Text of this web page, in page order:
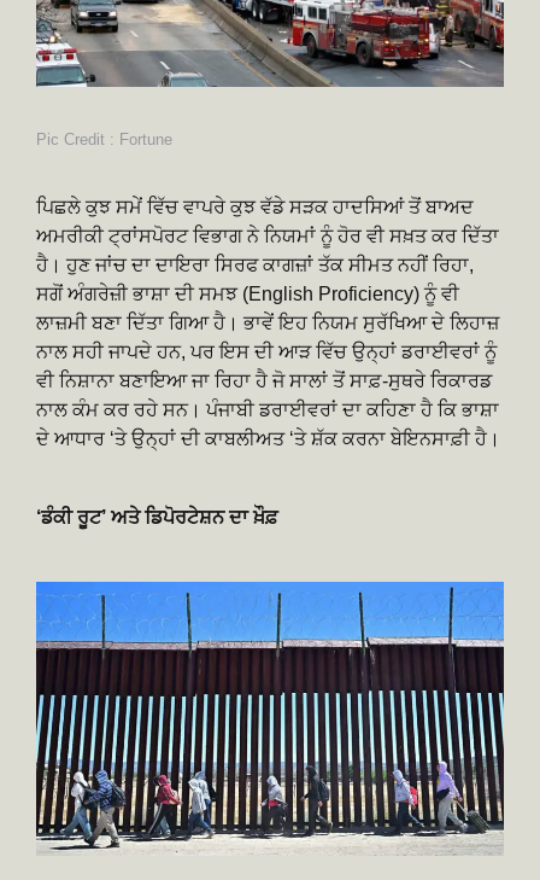
Pic Credit : Fortune
ਪਿਛਲੇ ਕੁਝ ਸਮੇਂ ਵਿੱਚ ਵਾਪਰੇ ਕੁਝ ਵੱਡੇ ਸੜਕ ਹਾਦਸਿਆਂ ਤੋਂ ਬਾਅਦ
ਅਮਰੀਕੀ ਟ੍ਰਾਂਸਪੋਰਟ ਵਿਭਾਗ ਨੇ ਨਿਯਮਾਂ ਨੂੰ ਹੋਰ ਵੀ ਸਖ਼ਤ ਕਰ ਦਿੱਤਾ
ਹੈ। ਹੁਣ ਜਾਂਚ ਦਾ ਦਾਇਰਾ ਸਿਰਫ ਕਾਗਜ਼ਾਂ ਤੱਕ ਸੀਮਤ ਨਹੀਂ ਰਿਹਾ,
ਸਗੋਂ ਅੰਗਰੇਜ਼ੀ ਭਾਸ਼ਾ ਦੀ ਸਮਝ (English Proficiency) ਨੂੰ ਵੀ
ਲਾਜ਼ਮੀ ਬਣਾ ਦਿੱਤਾ ਗਿਆ ਹੈ। ਭਾਵੇਂ ਇਹ ਨਿਯਮ ਸੁਰੱਖਿਆ ਦੇ ਲਿਹਾਜ਼
ਨਾਲ ਸਹੀ ਜਾਪਦੇ ਹਨ, ਪਰ ਇਸ ਦੀ ਆੜ ਵਿੱਚ ਉਨ੍ਹਾਂ ਡਰਾਈਵਰਾਂ ਨੂੰ
ਵੀ ਨਿਸ਼ਾਨਾ ਬਣਾਇਆ ਜਾ ਰਿਹਾ ਹੈ ਜੋ ਸਾਲਾਂ ਤੋਂ ਸਾਫ਼-ਸੁਥਰੇ ਰਿਕਾਰਡ
ਨਾਲ ਕੰਮ ਕਰ ਰਹੇ ਸਨ। ਪੰਜਾਬੀ ਡਰਾਈਵਰਾਂ ਦਾ ਕਹਿਣਾ ਹੈ ਕਿ ਭਾਸ਼ਾ
ਦੇ ਆਧਾਰ ‘ਤੇ ਉਨ੍ਹਾਂ ਦੀ ਕਾਬਲੀਅਤ ‘ਤੇ ਸ਼ੱਕ ਕਰਨਾ ਬੇਇਨਸਾਫ਼ੀ ਹੈ।
‘ਡੰਕੀ ਰੂਟ’ ਅਤੇ ਡਿਪੋਰਟੇਸ਼ਨ ਦਾ ਖ਼ੌਫ਼